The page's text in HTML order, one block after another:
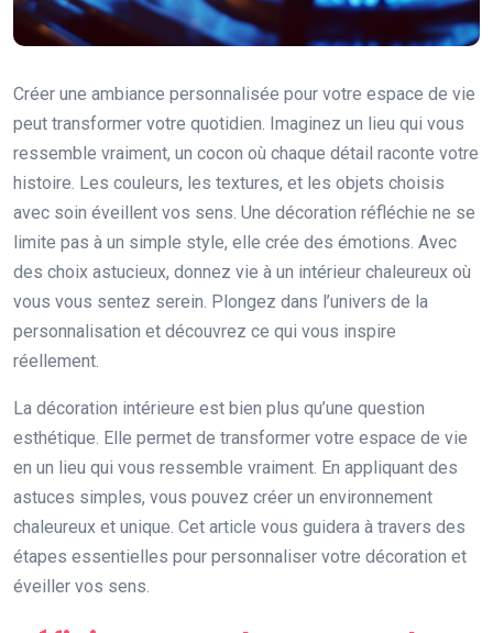
Créer une ambiance personnalisée pour votre espace de vie
peut transformer votre quotidien. Imaginez un lieu qui vous
ressemble vraiment, un cocon où chaque détail raconte votre
histoire. Les couleurs, les textures, et les objets choisis
avec soin éveillent vos sens. Une décoration réfléchie ne se
limite pas à un simple style, elle crée des émotions. Avec
des choix astucieux, donnez vie à un intérieur chaleureux où
vous vous sentez serein. Plongez dans l’univers de la
personnalisation et découvrez ce qui vous inspire
réellement.
La décoration intérieure est bien plus qu’une question
esthétique. Elle permet de transformer votre espace de vie
en un lieu qui vous ressemble vraiment. En appliquant des
astuces simples, vous pouvez créer un environnement
chaleureux et unique. Cet article vous guidera à travers des
étapes essentielles pour personnaliser votre décoration et
éveiller vos sens.